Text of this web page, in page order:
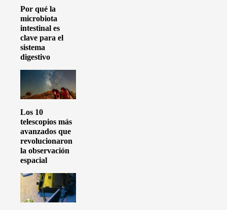
Por qué la
microbiota
intestinal es
clave para el
sistema
digestivo
Los 10
telescopios más
avanzados que
revolucionaron
la observación
espacial